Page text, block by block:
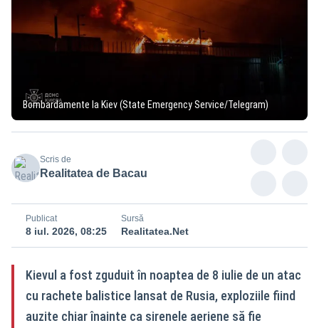
Bombardamente la Kiev (State Emergency Service/Telegram)
Scris de
Realitatea de Bacau
Publicat
8 iul. 2026, 08:25
Sursă
Realitatea.Net
Kievul a fost zguduit în noaptea de 8 iulie de un atac
cu rachete balistice lansat de Rusia, exploziile fiind
auzite chiar înainte ca sirenele aeriene să fie